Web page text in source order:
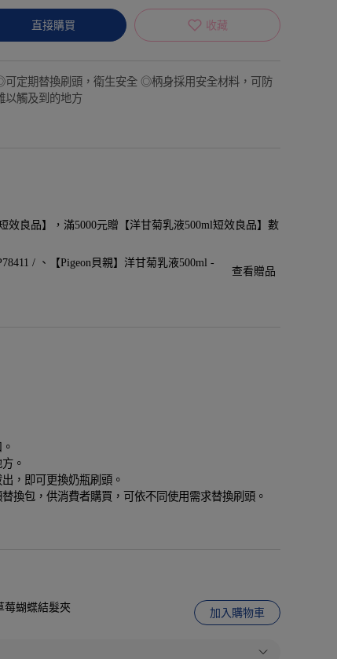
直接購買 收藏
定期替換刷頭，衛生安全 ◎柄身採用安全材料，可防
以觸及到的地方
效良品】，滿5000元贈【洋甘菊乳液500ml短效良品】數
/
【Pigeon貝親】洋甘菊乳液500ml -
查看贈品
。
，即可更換奶瓶刷頭。
換包，供消費者購買，可依不同使用需求替換刷頭。
莓蝴蝶結髮夾
加入購物車